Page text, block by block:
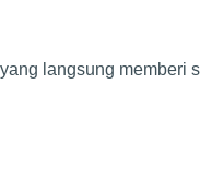
langsung memberi